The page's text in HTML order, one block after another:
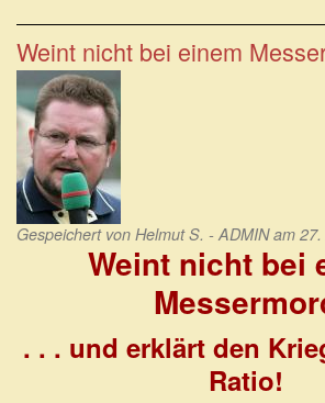
schöne
Wort
„Vielfalt“
entpuppt
sich
als
Monstrum.
Weint nicht bei einem
Gespeichert von Helmut S. - ADMINam 27.
Weint nicht bei
. . . und erklärt den
Ratio!